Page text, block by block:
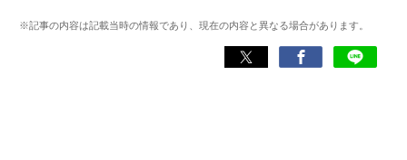
スマホアプリ）他
※記事の内容は記載当時の情報であり、現在の内容と異なる場合があります。